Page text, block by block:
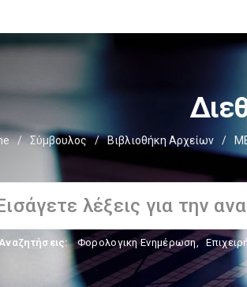
/ Σύμβουλος / Βιβλιοθήκη Αρχείων /
Φορολογικη Ενημέρωση,